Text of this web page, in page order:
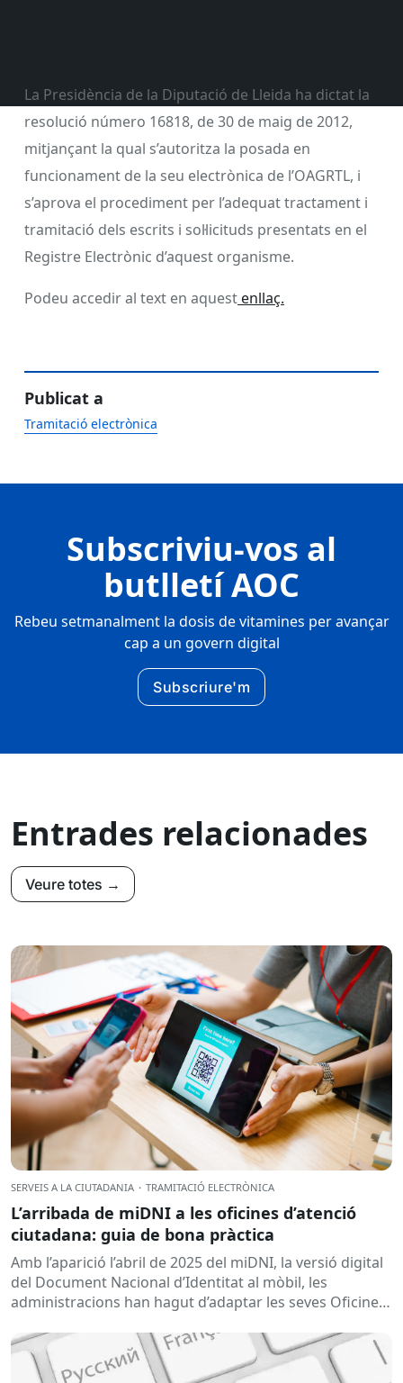
La Presidència de la Diputació de Lleida ha dictat la
resolució número 16818, de 30 de maig de 2012,
mitjançant la qual s’autoritza la posada en
funcionament de la seu electrònica de l’OAGRTL, i
s’aprova el procediment per l’adequat tractament i
tramitació dels escrits i sol·licituds presentats en el
Registre Electrònic d’aquest organisme.
Podeu accedir al text en aquestenllaç.
Publicat a
Tramitació electrònica
Subscriviu-vos al
butlletí AOC
Rebeu setmanalment la dosis de vitamines per avançar
cap a un govern digital
Subscriure'm
Entrades relacionades
Veure totes →
SERVEIS A LA CIUTADANIA · TRAMITACIÓ ELECTRÒNICA
L’arribada de miDNI a les oficines d’atenció
ciutadana: guia de bona pràctica
Amb l’aparició l’abril de 2025 del miDNI, la versió digital
del Document Nacional d’Identitat al mòbil, les
administracions han hagut d’adaptar les seves Oficines